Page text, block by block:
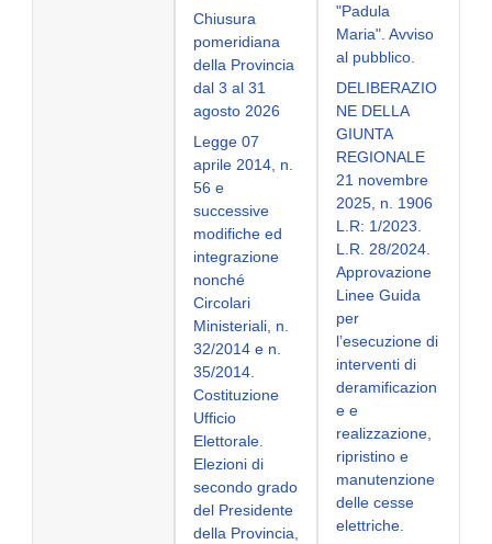
Chiusura
pomeridiana
della Provincia
dal 3 al 31
agosto 2026
Legge 07
aprile 2014, n.
56 e
successive
modifiche ed
integrazione
nonché
Circolari
Ministeriali, n.
32/2014 e n.
35/2014.
Costituzione
Ufficio
Elettorale.
Elezioni di
secondo grado
del Presidente
della Provincia,
"Padula
Maria". Avviso
al pubblico.
DELIBERAZIO
NE DELLA
GIUNTA
REGIONALE
21 novembre
2025, n. 1906
L.R: 1/2023.
L.R. 28/2024.
Approvazione
Linee Guida
per
l’esecuzione di
interventi di
deramificazion
e e
realizzazione,
ripristino e
manutenzione
delle cesse
elettriche.